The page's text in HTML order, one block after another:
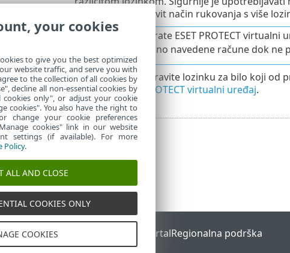
pronađete učinkovit način rukovanja s više
Kada instalirate ESET PROTECT
sve prethodno navedene račune dok
U slučaju da zaboravite lozinku za bilo koji od
za uređaj ESET PROTECT virtualni uređaj.
ESET-ov forum ESET Status PortalRegionalna podrška
your cookies
to give you the best optimized
website traffic, and serve you with
to the collection of all cookies by
decline all non-essential cookies by
cookies only", or adjust your cookie
cookies". You also have the right to
change your cookie preferences
cookies" link in our website
settings (if available). For more
Policy.
ALL AND CLOSE
COOKIES ONLY
COOKIES